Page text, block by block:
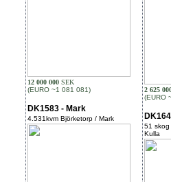
12 000 000SEK
(EURO ~1 081 081)
DK1583 - Mark
4.531kvm Björketorp / Mark
2 625
(EURO
51 skog
Kulla